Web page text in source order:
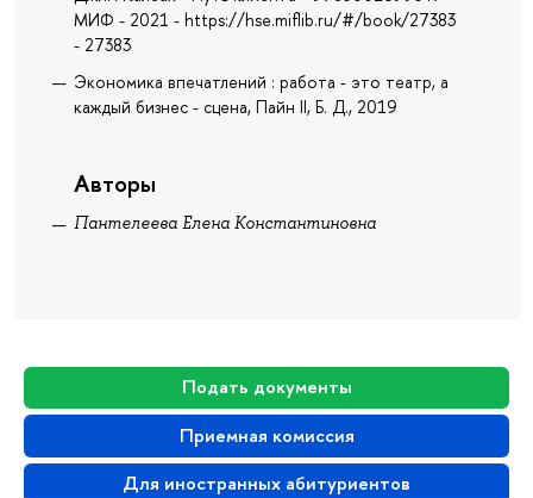
Подать документы
Приемная комиссия
Для иностранных абитуриентов
МИФ - 2021 - https://hse.miflib.ru/#/book/27383
- 27383
Экономика впечатлений : работа - это театр, а
каждый бизнес - сцена, Пайн II, Б. Д., 2019
Авторы
Пантелеева Елена Константиновна